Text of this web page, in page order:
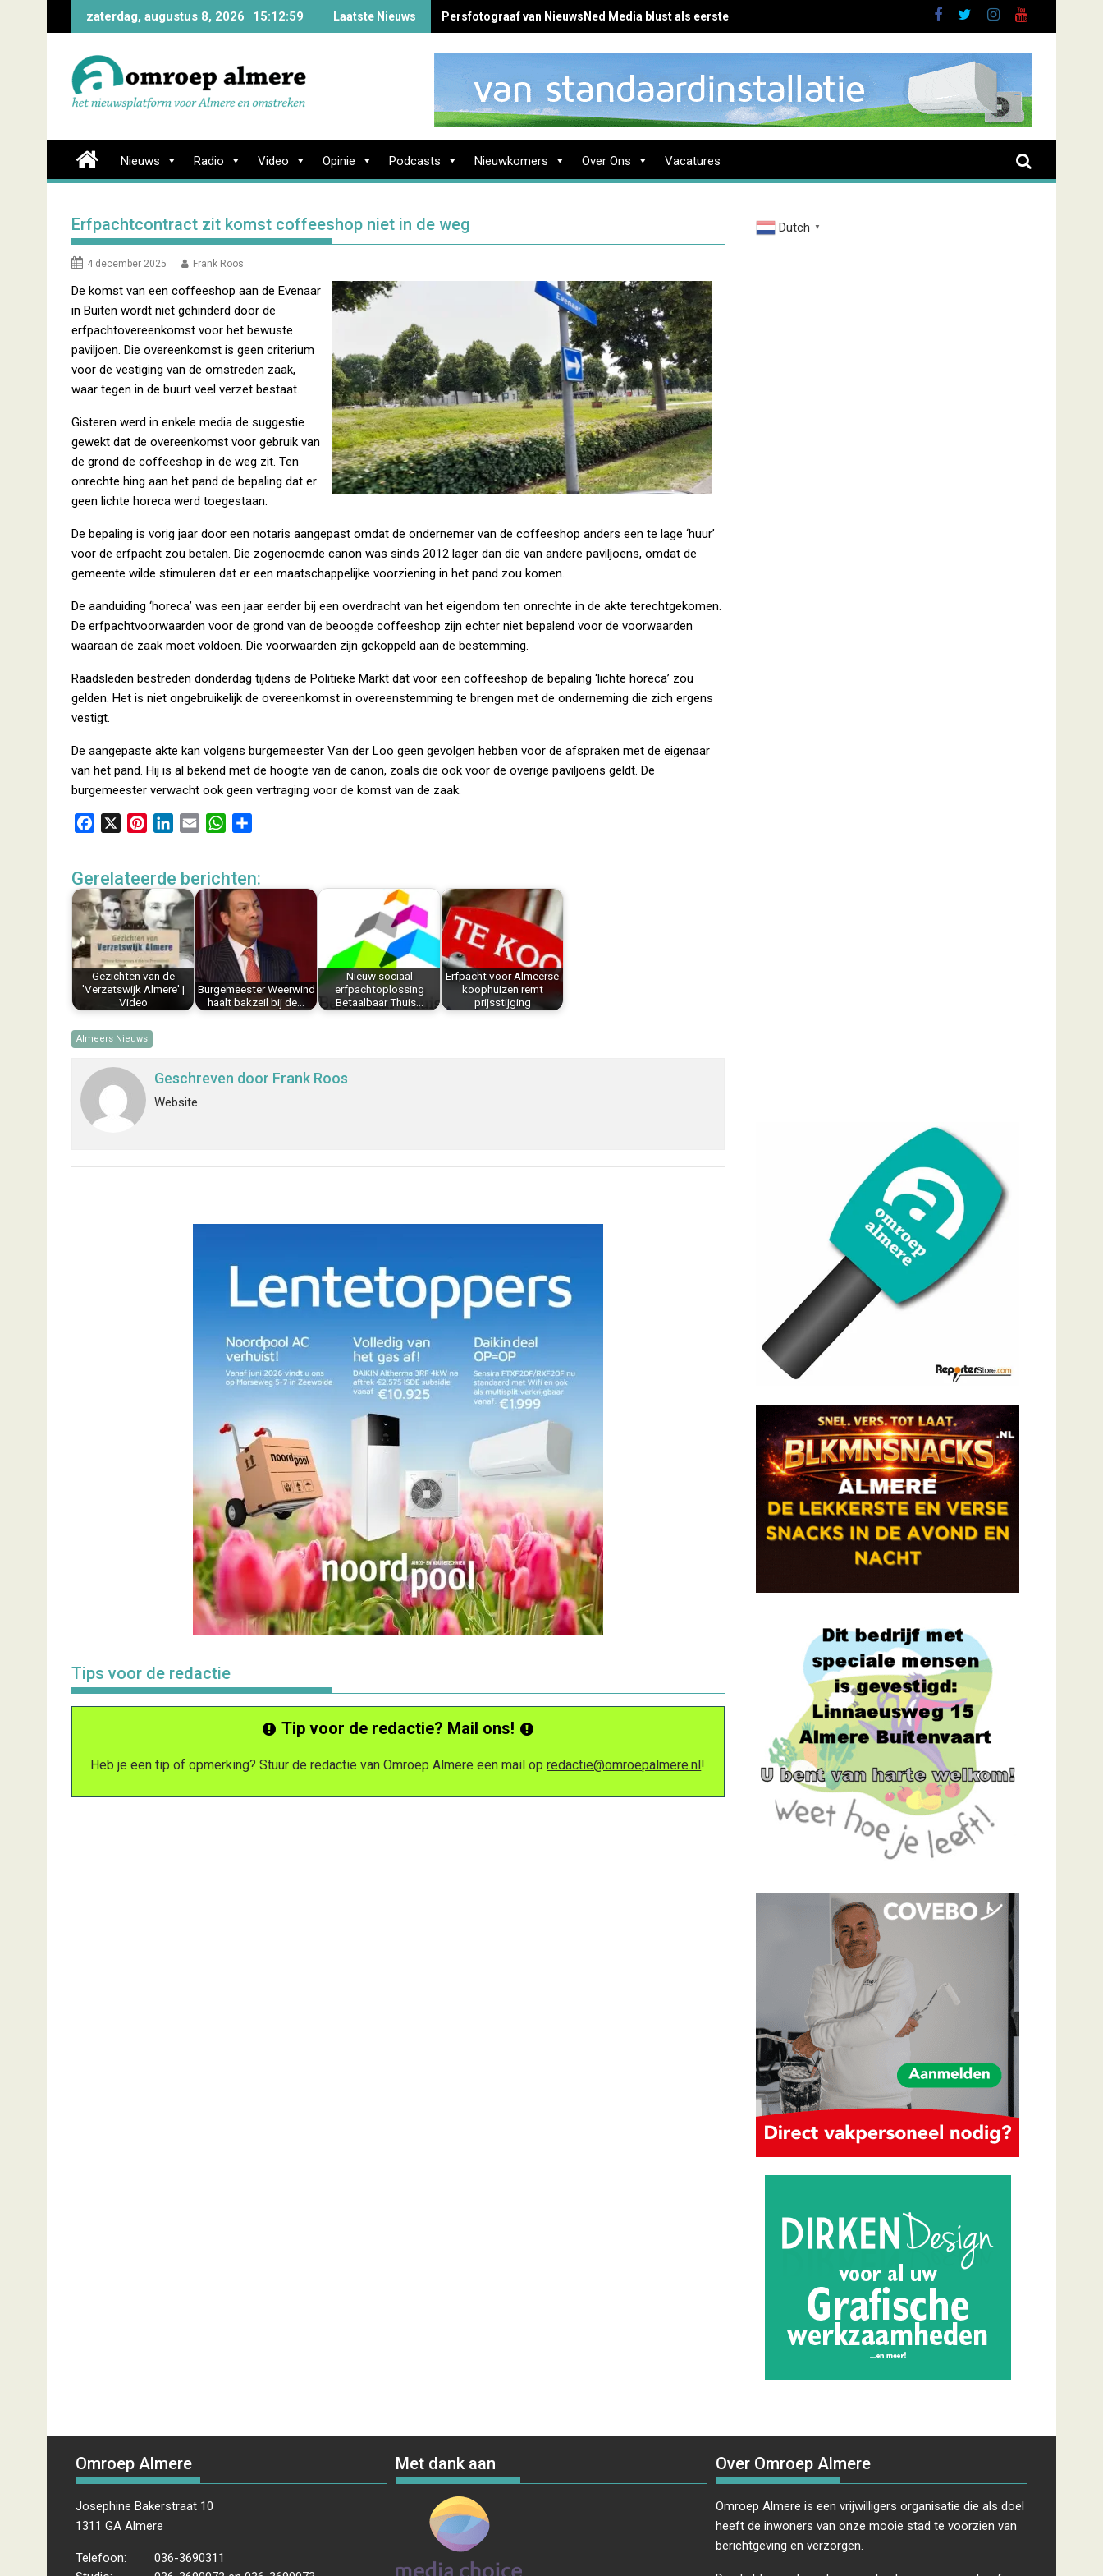
zaterdag, augustus 8, 2026 15:13:0 Laatste Nieuws Persfotograaf van NieuwsNed Media blust als eerste brand Zenderstraat
Nieuws Radio Video Opinie Podcasts Nieuwkomers Over Ons Vacatures
Erfpachtcontract zit komst coffeeshop niet in de weg
4 december 2025 Frank Roos
De komst van een coffeeshop aan de Evenaar
in Buiten wordt niet gehinderd door de
erfpachtovereenkomst voor het bewuste
paviljoen. Die overeenkomst is geen criterium
voor de vestiging van de omstreden zaak,
waar tegen in de buurt veel verzet bestaat.
Gisteren werd in enkele media de suggestie
gewekt dat de overeenkomst voor gebruik van
de grond de coffeeshop in de weg zit. Ten
onrechte hing aan het pand de bepaling dat er
geen lichte horeca werd toegestaan.
De bepaling is vorig jaar door een notaris aangepast omdat de ondernemer van de coffeeshop anders een te lage ‘huur’
voor de erfpacht zou betalen. Die zogenoemde canon was sinds 2012 lager dan die van andere paviljoens, omdat de
gemeente wilde stimuleren dat er een maatschappelijke voorziening in het pand zou komen.
De aanduiding ‘horeca’ was een jaar eerder bij een overdracht van het eigendom ten onrechte in de akte terechtgekomen.
De erfpachtvoorwaarden voor de grond van de beoogde coffeeshop zijn echter niet bepalend voor de voorwaarden
waaraan de zaak moet voldoen. Die voorwaarden zijn gekoppeld aan de bestemming.
Raadsleden bestreden donderdag tijdens de Politieke Markt dat voor een coffeeshop de bepaling ‘lichte horeca’ zou
gelden. Het is niet ongebruikelijk de overeenkomst in overeenstemming te brengen met de onderneming die zich ergens
vestigt.
De aangepaste akte kan volgens burgemeester Van der Loo geen gevolgen hebben voor de afspraken met de eigenaar
van het pand. Hij is al bekend met de hoogte van de canon, zoals die ook voor de overige paviljoens geldt. De
burgemeester verwacht ook geen vertraging voor de komst van de zaak.
e
b
o
o
k
t
e
r
e
s
t
k
e
n
i
l
W
t
s
A
p
e
n
Gerelateerde berichten:
Gezichten van de
'Verzetswijk Almere' |
Video
Burgemeester Weerwind
haalt bakzeil bij de…
Nieuw sociaal
erfpachtoplossing
Betaalbaar Thuis…
Erfpacht voor Almeerse
koophuizen remt
prijsstijging
Almeers Nieuws
Geschreven door Frank Roos
Website
Tips voor de redactie
Tip voor de redactie? Mail ons!
Heb je een tip of opmerking? Stuur de redactie van Omroep Almere een mail opredactie@omroepalmere.nl!
Dutch ▼
Omroep Almere
Josephine Bakerstraat 10
1311 GA Almere
Telefoon:
036-3690311
Met dank aan Over Omroep Almere
Omroep Almere is een vrijwilligers organisatie die als doel
heeft de inwoners van onze mooie stad te voorzien van
berichtgeving en verzorgen.